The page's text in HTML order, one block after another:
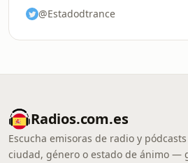
@Estadodtrance
Radios.com.es
Escucha emisoras de radio y
ciudad, género o estado de ánimo —